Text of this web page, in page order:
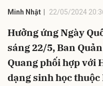
Minh Nhật 22/05/2024
Hưởng ứng Ngày
sáng 22/5, Ban
Quang phối hợp với
dạng sinh học